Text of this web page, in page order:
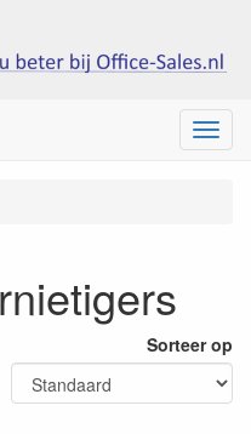
Menu
Sorteer op